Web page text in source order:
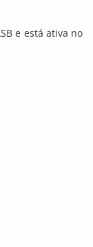
e está ativa no